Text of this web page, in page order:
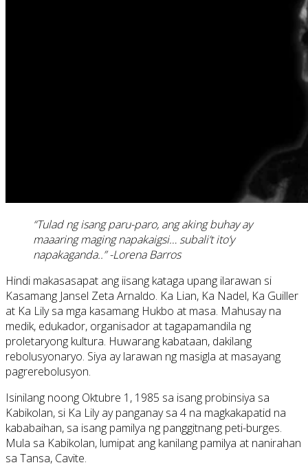
“Tulad ng isang paru-paro, ang aking buhay ay
maaaring maging napakaigsi… subali’t ito’y
napakaganda..”-Lorena Barros
Hindi makasasapat ang iisang kataga upang ilarawan si
Kasamang Jansel Zeta Arnaldo. Ka Lian, Ka Nadel, Ka Guiller
at Ka Lily sa mga kasamang Hukbo at masa. Mahusay na
medik, edukador, organisador at tagapamandila ng
proletaryong kultura. Huwarang kabataan, dakilang
rebolusyonaryo. Siya ay larawan ng masigla at masayang
pagrerebolusyon.
Isinilang noong Oktubre 1, 1985 sa isang probinsiya sa
Kabikolan, si Ka Lily ay panganay sa 4 na magkakapatid na
kababaihan, sa isang pamilya ng panggitnang peti-burges.
Mula sa Kabikolan, lumipat ang kanilang pamilya at nanirahan
sa Tansa, Cavite.